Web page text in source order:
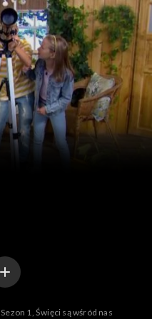
Sezon 1, Święci są wśród nas